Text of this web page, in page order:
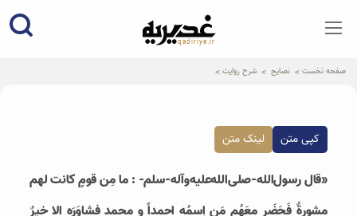
qadiriye.ir
نشریه ی غدیریه-بیانات استاد
صفحه نخست نصایح شرح روایت
کپی متن لینک متن
«قال رسول‌الله-صلی‌الله‌علیه‌و‌آله-سلم- : ما مِن قومٍ کانت لهم
مشورةٌ فَحَضَر معَهُم مَن اِسمُه احمداً و محمد فشاوَرَه الا خیرٌ